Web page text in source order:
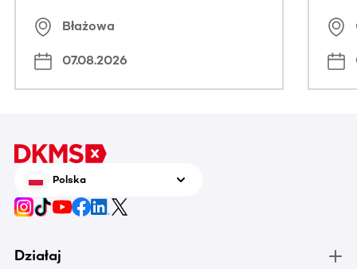
Błażowa
07.08.2026
Polska
Działaj